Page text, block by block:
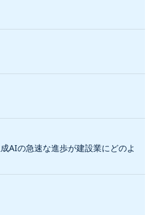
AIの急速な進歩が建設業にどのよ